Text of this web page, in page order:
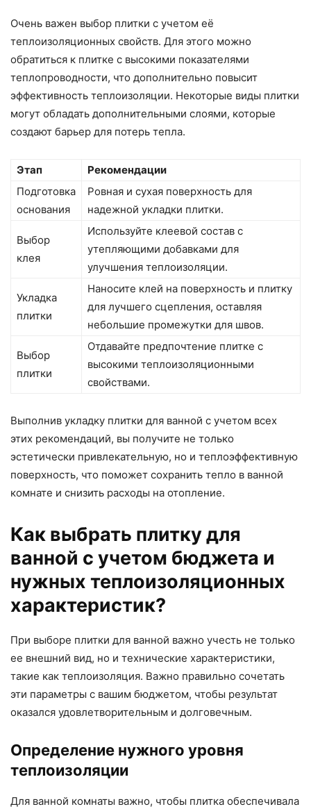
Очень важен выбор плитки с учетом её
теплоизоляционных свойств. Для этого можно
обратиться к плитке с высокими показателями
теплопроводности, что дополнительно повысит
эффективность теплоизоляции. Некоторые виды плитки
могут обладать дополнительными слоями, которые
создают барьер для потерь тепла.
Этап
Рекомендации
Подготовка
основания
Ровная и сухая поверхность для
надежной укладки плитки.
Выбор
клея
Используйте клеевой состав с
утепляющими добавками для
улучшения теплоизоляции.
Укладка
плитки
Наносите клей на поверхность и плитку
для лучшего сцепления, оставляя
небольшие промежутки для швов.
Выбор
плитки
Отдавайте предпочтение плитке с
высокими теплоизоляционными
свойствами.
Выполнив укладку плитки для ванной с учетом всех
этих рекомендаций, вы получите не только
эстетически привлекательную, но и теплоэффективную
поверхность, что поможет сохранить тепло в ванной
комнате и снизить расходы на отопление.
Как выбрать плитку для
ванной с учетом бюджета и
нужных теплоизоляционных
характеристик?
При выборе плитки для ванной важно учесть не только
ее внешний вид, но и технические характеристики,
такие как теплоизоляция. Важно правильно сочетать
эти параметры с вашим бюджетом, чтобы результат
оказался удовлетворительным и долговечным.
Определение нужного уровня
теплоизоляции
Для ванной комнаты важно, чтобы плитка обеспечивала